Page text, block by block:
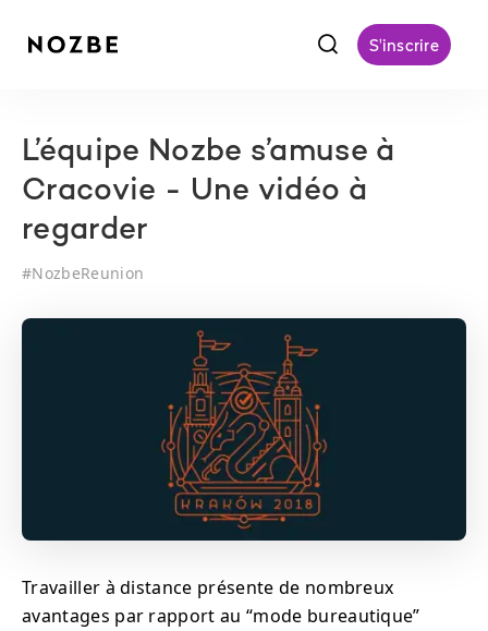
f S'inscrire
L’équipe Nozbe s’amuse à
Cracovie - Une vidéo à
regarder
#NozbeReunion
Travailler à distance présente de nombreux
avantages par rapport au “mode bureautique”